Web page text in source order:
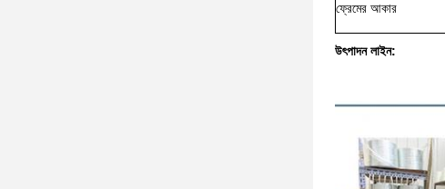
ফ্রেমের আকার
উৎপাদন লাইন: